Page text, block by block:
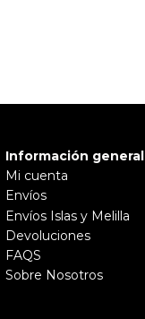
Información general
Mi cuenta
Envíos
Envíos Islas y Melilla
Devoluciones
FAQS
Sobre Nosotros